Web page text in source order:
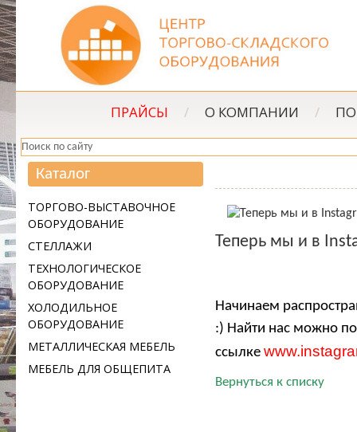
ПРАЙСЫ / О КОМПАНИИ /
Каталог
ТОРГОВО-ВЫСТАВОЧНОЕ
ОБОРУДОВАНИЕ
СТЕЛЛАЖИ
ТЕХНОЛОГИЧЕСКОЕ
ОБОРУДОВАНИЕ
ХОЛОДИЛЬНОЕ
ОБОРУДОВАНИЕ
МЕТАЛЛИЧЕСКАЯ МЕБЕЛЬ
МЕБЕЛЬ ДЛЯ ОБЩЕПИТА
Теперь мы и в
Начинаем
:) Найти нас можно
ссылке
Вернуться к списку